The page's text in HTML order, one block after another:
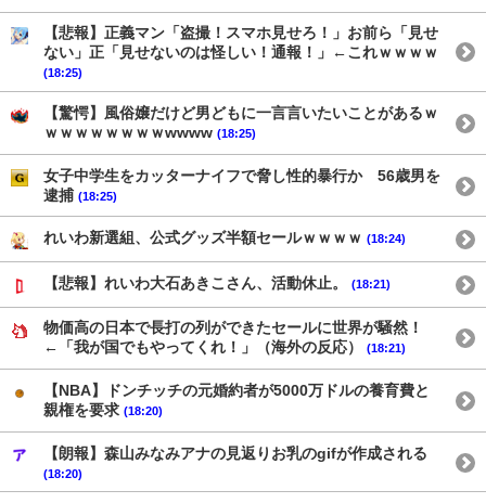
【悲報】正義マン「盗撮！スマホ見せろ！」お前ら「見せ
ない」正「見せないのは怪しい！通報！」←これｗｗｗｗ
(18:25)
【驚愕】風俗嬢だけど男どもに一言言いたいことがあるｗ
ｗｗｗｗｗｗｗｗwwww (18:25)
女子中学生をカッターナイフで脅し性的暴行か 56歳男を
逮捕 (18:25)
れいわ新選組、公式グッズ半額セールｗｗｗｗ (18:24)
【悲報】れいわ大石あきこさん、活動休止。 (18:21)
物価高の日本で長打の列ができたセールに世界が騒然！
←「我が国でもやってくれ！」（海外の反応）
(18:21)
【NBA】ドンチッチの元婚約者が5000万ドルの養育費と
親権を要求 (18:20)
【朗報】森山みなみアナの見返りお乳のgifが作成される
(18:20)